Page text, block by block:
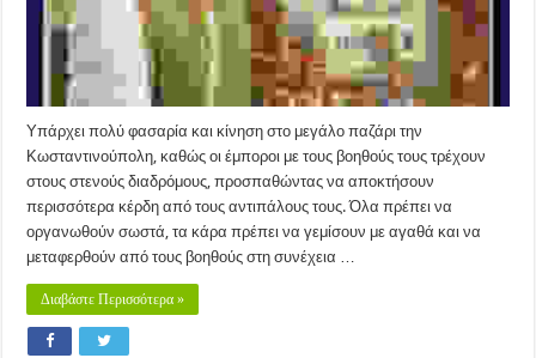
Υπάρχει πολύ φασαρία και κίνηση στο μεγάλο παζάρι την
Κωσταντινούπολη, καθώς οι έμποροι με τους βοηθούς τους τρέχουν
στους στενούς διαδρόμους, προσπαθώντας να αποκτήσουν
περισσότερα κέρδη από τους αντιπάλους τους. Όλα πρέπει να
οργανωθούν σωστά, τα κάρα πρέπει να γεμίσουν με αγαθά και να
μεταφερθούν από τους βοηθούς στη συνέχεια …
Διαβάστε Περισσότερα »